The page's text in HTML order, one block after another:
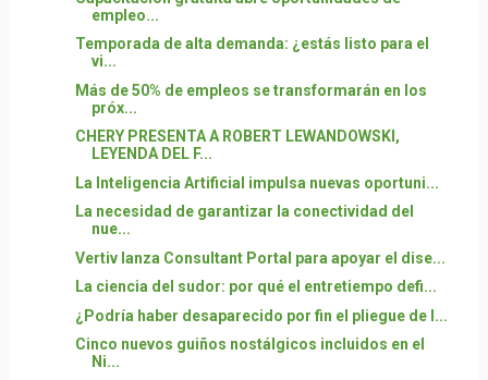
empleo...
Temporada de alta demanda: ¿estás listo para el
vi...
Más de 50% de empleos se transformarán en los
próx...
CHERY PRESENTA A ROBERT LEWANDOWSKI,
LEYENDA DEL F...
La Inteligencia Artificial impulsa nuevas oportuni...
La necesidad de garantizar la conectividad del
nue...
Vertiv lanza Consultant Portal para apoyar el dise...
La ciencia del sudor: por qué el entretiempo defi...
¿Podría haber desaparecido por fin el pliegue de l...
Cinco nuevos guiños nostálgicos incluidos en el
Ni...